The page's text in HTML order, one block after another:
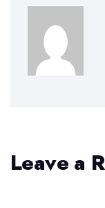
Leave a